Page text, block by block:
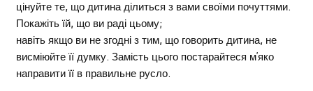
цінуйте те, що дитина ділиться з вами своїми почуттями.
Покажіть їй, що ви раді цьому;
навіть якщо ви не згодні з тим, що говорить дитина, не
висміюйте її думку. Замість цього постарайтеся м’яко
направити її в правильне русло.